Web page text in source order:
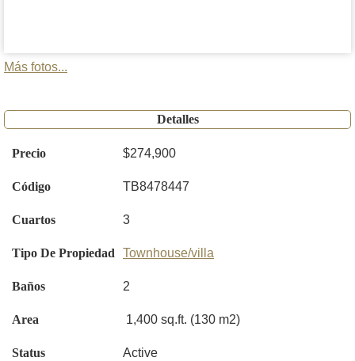
Más fotos...
Detalles
Precio $274,900
Código TB8478447
Cuartos 3
Tipo De Propiedad Townhouse/villa
Baños 2
Area 1,400 sq.ft. (130 m2)
Status Active